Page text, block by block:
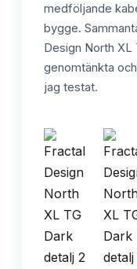
medföljande
bygge.
Design North
genomtänkta
jag testat.